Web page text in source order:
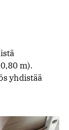
m).
yhdistää